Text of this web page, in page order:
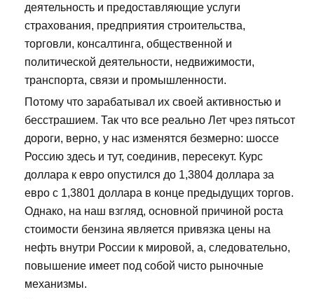
деятельность и предоставляющие услуги
страхования, предприятия строительства,
торговли, консалтинга, общественной и
политической деятельности, недвижимости,
транспорта, связи и промышленности.
Потому что зарабатывал их своей активностью и
бесстрашием. Так что все реально Лет чрез пятьсот
дороги, верно, у нас изменятся безмерно: шоссе
Россию здесь и тут, соединив, пересекут. Курс
доллара к евро опустился до 1,3804 доллара за
евро с 1,3801 доллара в конце предыдущих торгов.
Однако, на наш взгляд, основной причиной роста
стоимости бензина является привязка цены на
нефть внутри России к мировой, а, следовательно,
повышение имеет под собой чисто рыночные
механизмы.